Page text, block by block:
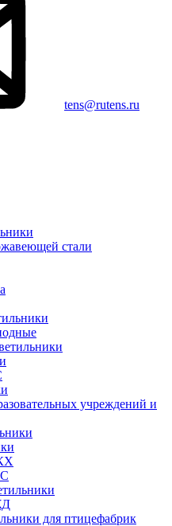
tens@rutens.ru
стали
учреждений и
для птицефабрик